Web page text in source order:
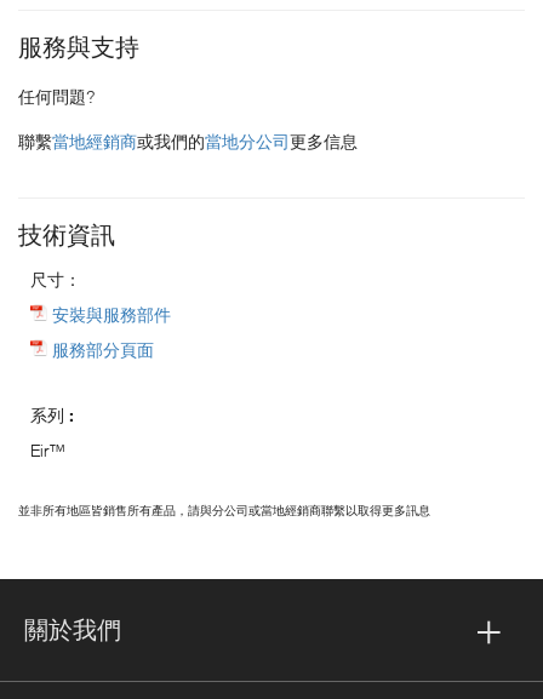
服務與支持
任何問題?
聯繫當地經銷商或我們的當地分公司更多信息
技術資訊
尺寸：
安裝與服務部件
服務部分頁面
系列 :
Eir™
並非所有地區皆銷售所有產品，請與分公司或當地經銷商聯繫以取得更多訊息
關於我們